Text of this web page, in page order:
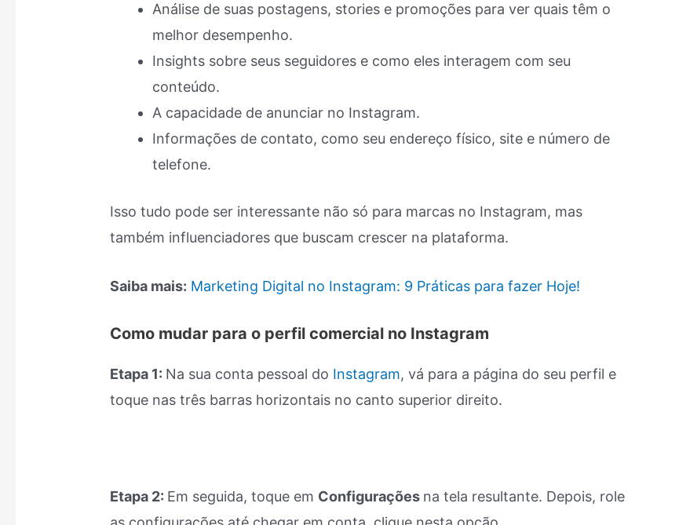
Análise de suas postagens, stories e promoções para ver quais têm o
melhor desempenho.
Insights sobre seus seguidores e como eles interagem com seu
conteúdo.
A capacidade de anunciar no Instagram.
Informações de contato, como seu endereço físico, site e número de
telefone.
Isso tudo pode ser interessante não só para marcas no Instagram, mas
também influenciadores que buscam crescer na plataforma.
Saiba mais: Marketing Digital no Instagram: 9 Práticas para fazer Hoje!
Como mudar para o perfil comercial no Instagram
Etapa 1: Na sua conta pessoal do Instagram, vá para a página do seu perfil e
toque nas três barras horizontais no canto superior direito.
Etapa 2: Em seguida, toque em Configurações na tela resultante. Depois, role